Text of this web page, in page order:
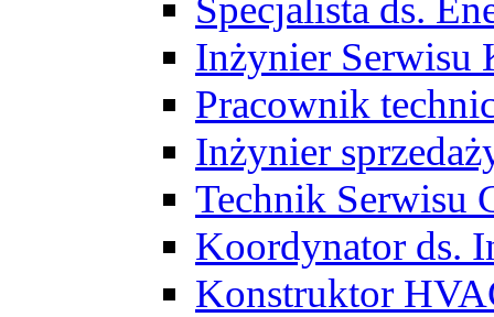
Specjalista ds.
Inżynier Serwisu
Pracownik
Inżynier
Technik Serwisu
Koordynator ds.
Konstruktor